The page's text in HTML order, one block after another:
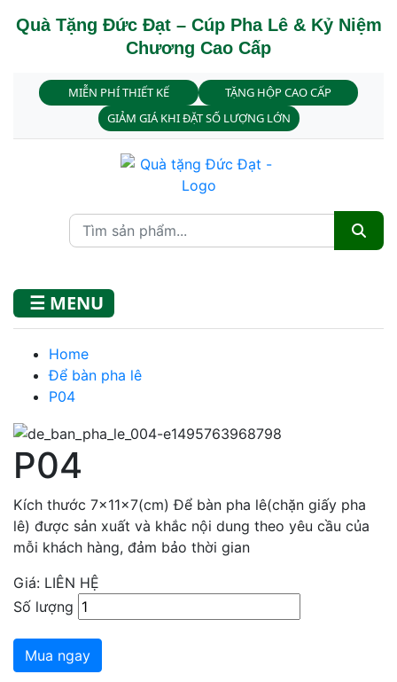
Quà Tặng Đức Đạt – Cúp Pha Lê & Kỷ Niệm
Chương Cao Cấp
MIỄN PHÍ THIẾT KẾ
TẶNG HỘP CAO CẤP
GIẢM GIÁ KHI ĐẶT SỐ LƯỢNG LỚN
☰ MENU
Home
Để bàn pha lê
P04
P04
Kích thước 7x11x7(cm) Để bàn pha lê(chặn giấy pha
lê) được sản xuất và khắc nội dung theo yêu cầu của
mỗi khách hàng, đảm bảo thời gian
Giá: LIÊN HỆ
Số lượng
Mua ngay